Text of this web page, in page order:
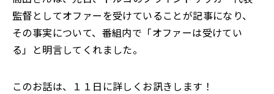
監督としてオファーを受けていることが記事になり、
その事実について、番組内で「オファーは受けてい
る」と明言してくれました。
このお話は、１１日に詳しくお訊きします！